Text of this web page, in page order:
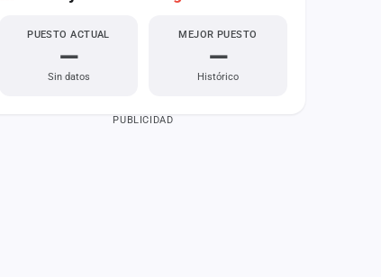
PUESTO ACTUAL
—
Sin datos
MEJOR PUESTO
—
Histórico
PUBLICIDAD